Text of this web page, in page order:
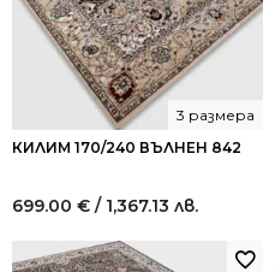
КИЛИМ 170/240 ВЪЛНЕН 842
3 размера
699.00 € / 1,367.13 лв.